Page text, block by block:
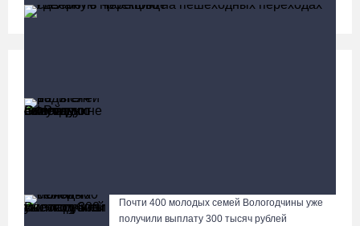
Лазерную проекцию на пешеходных переходах сделают в
Почти 400 молодых семей Вологодчины уже
получили выплату 300 тысяч рублей